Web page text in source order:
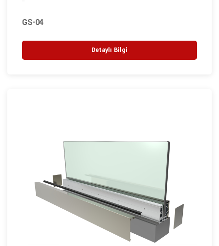
GS-04
Detaylı Bilgi